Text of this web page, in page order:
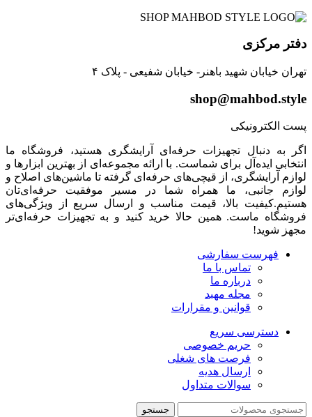
دفتر مرکزی
تهران خیابان شهید باهنر- خیابان شفیعی - پلاک ۴
shop@mahbod.style
پست الکترونیکی
اگر به دنبال تجهیزات حرفه‌ای آرایشگری هستید، فروشگاه ما
انتخابی ایده‌آل برای شماست. با ارائه مجموعه‌ای از بهترین ابزارها و
لوازم آرایشگری، از قیچی‌های حرفه‌ای گرفته تا ماشین‌های اصلاح و
لوازم جانبی، ما همراه شما در مسیر موفقیت حرفه‌ای‌تان
هستیم.کیفیت بالا، قیمت مناسب و ارسال سریع از ویژگی‌های
فروشگاه ماست. همین حالا خرید کنید و به تجهیزات حرفه‌ای‌تر
مجهز شوید!
فهرست سفارشی
تماس با ما
درباره ما
مجله مهبد
قوانین و مقرارات
دسترسی سریع
حریم خصوصی
فرصت های شغلی
ارسال هدیه
سوالات متداول
جستجو